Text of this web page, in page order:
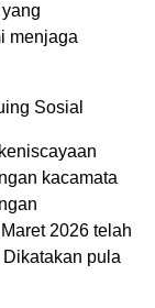
menjaga
Sosial
kacamata
2026 telah
pula